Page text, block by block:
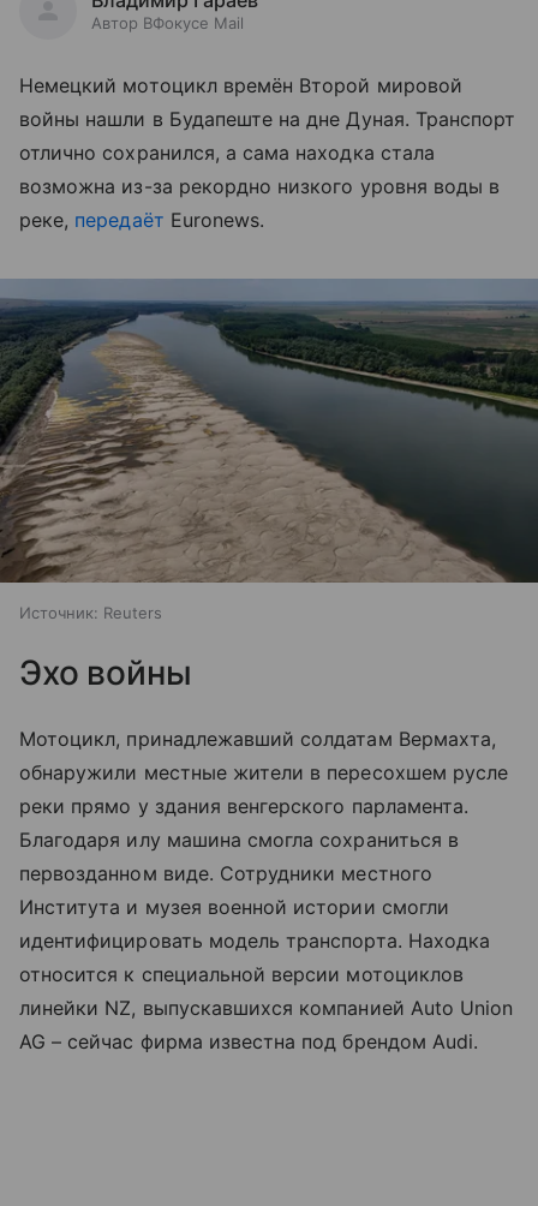
Автор ВФокусе Mail
Немецкий мотоцикл времён Второй мировой
войны нашли в Будапеште на дне Дуная. Транспорт
отлично сохранился, а сама находка стала
возможна из-за рекордно низкого уровня воды в
реке, передаёт Euronews.
Источник: Reuters
Эхо войны
Мотоцикл, принадлежавший солдатам Вермахта,
обнаружили местные жители в пересохшем русле
реки прямо у здания венгерского парламента.
Благодаря илу машина смогла сохраниться в
первозданном виде. Сотрудники местного
Института и музея военной истории смогли
идентифицировать модель транспорта. Находка
относится к специальной версии мотоциклов
линейки NZ, выпускавшихся компанией Auto Union
AG – сейчас фирма известна под брендом Audi.